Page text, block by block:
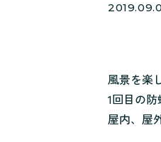
風景を楽
1回目の
屋内、屋